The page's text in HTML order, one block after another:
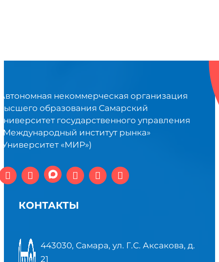
некоммерческая организация
образования Самарский
государственного управления
институт рынка»
«МИР»)
КОНТАКТЫ
443030, Самара, ул. Г.С. Аксакова, д.
21